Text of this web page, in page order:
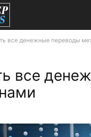
все денежные переводы
все